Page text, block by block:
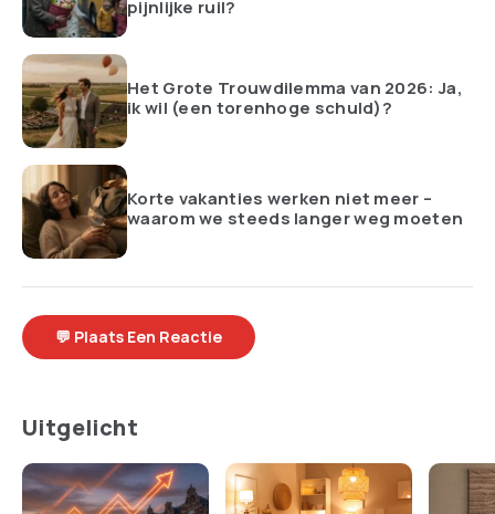
pijnlijke ruil?
Het Grote Trouwdilemma van 2026: Ja,
ik wil (een torenhoge schuld)?
Korte vakanties werken niet meer –
waarom we steeds langer weg moeten
💬 Plaats Een Reactie
Uitgelicht